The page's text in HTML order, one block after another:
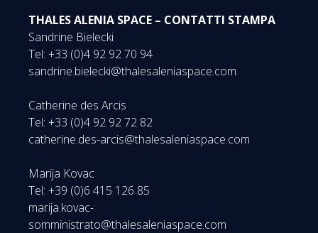
THALES ALENIA SPACE – CONTATTI STAMPA
Sandrine Bielecki
Tel: +33 (0)4 92 92 70 94
sandrine.bielecki@thalesaleniaspace.com
Catherine des Arcis
Tel: +33 (0)4 92 92 72 82
catherine.des-arcis@thalesaleniaspace.com
Marija Kovac
Tel: +39 (0)6 415 126 85
marija.kovac-
somministrato@thalesaleniaspace.com